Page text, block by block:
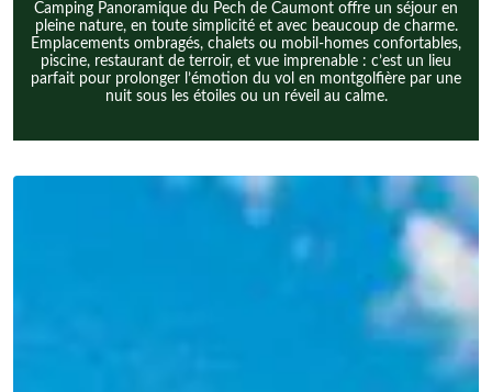
Camping Panoramique du Pech de Caumont offre un séjour en
pleine nature, en toute simplicité et avec beaucoup de charme.
Emplacements ombragés, chalets ou mobil-homes confortables,
piscine, restaurant de terroir, et vue imprenable : c’est un lieu
parfait pour prolonger l’émotion du vol en montgolfière par une
nuit sous les étoiles ou un réveil au calme.